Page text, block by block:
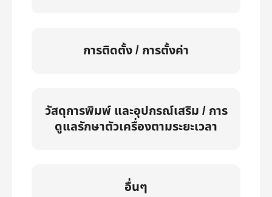
การติดตั้ง / การตั้งค่า
วัสดุการพิมพ์ และอุปกรณ์เสริม / การ
ดูแลรักษาตัวเครื่องตามระยะเวลา
อื่นๆ